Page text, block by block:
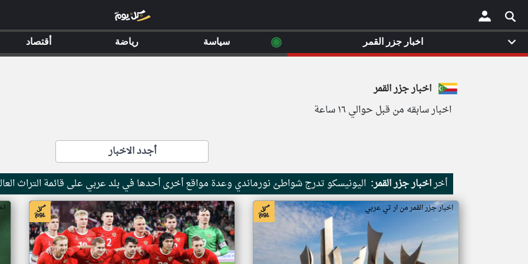
×
اخبار جزر القمر
اخبار سابقه من قبل حوالي ١٦ ساعة
أجدد الاخبار
أخراخبار جزر القمر: اليونيسكو تدرج شواطئ نورماندي وعدة مواقع أخرى أحدها في بلد عربي على قائمة التراث
اخبار جزر القمر من ار تي عربي اخبار جزر القمر من ار تي عربي
اخبار جزر القمر ◉ سياسة رياضة أقتصاد